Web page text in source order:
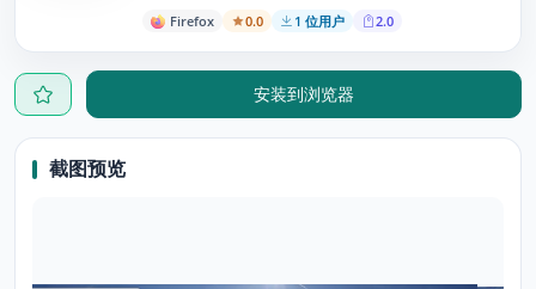
Firefox 0.0 1 位用户 2.0
安装到浏览器
截图预览